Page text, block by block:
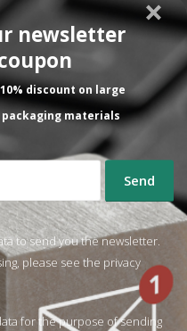
newsletter
discount on large
materials
to send you the newsletter.
please see the privacy
for the purpose of sending
Engranaje de preestiro M1.5
Z37/82
299,18 €
INCLUDED
ADD TO CART
Nos la han